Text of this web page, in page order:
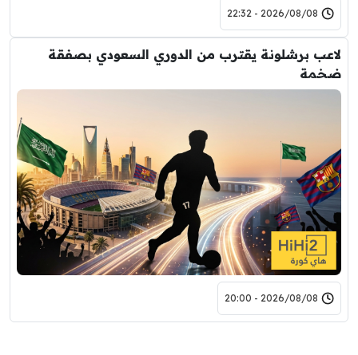
2026/08/08 - 22:32
لاعب برشلونة يقترب من الدوري السعودي بصفقة
ضخمة
2026/08/08 - 20:00